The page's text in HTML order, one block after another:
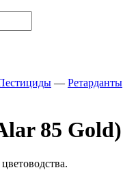
— Ретарданты
85 Gold)